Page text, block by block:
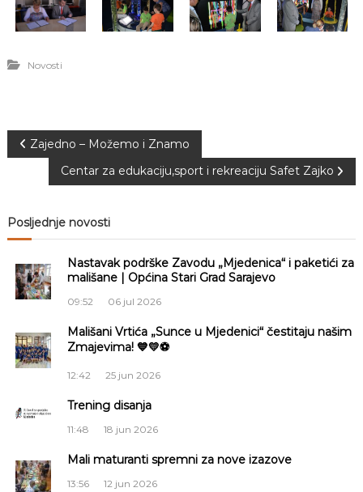
Novosti
N
v
g
a
c
a
Zajedno – Možemo i Znamo
Centar za edukaciju,sport i rekreaciju Safet Zajko
Posljednje novosti
Nastavak podrške Zavodu „Mjedenica“ i paketići za
mališane | Općina Stari Grad Sarajevo
09:52 06 jul 2026
Mališani Vrtića „Sunce u Mjedenici“ čestitaju našim
Zmajevima! 💙💛⚽
12:42 25 jun 2026
Trening disanja
11:48 18 jun 2026
Mali maturanti spremni za nove izazove
13:56 12 jun 2026